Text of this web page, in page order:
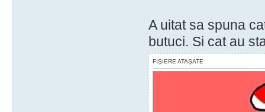
A uitat sa spuna
butuci. Si cat au
FIŞIERE ATAŞATE